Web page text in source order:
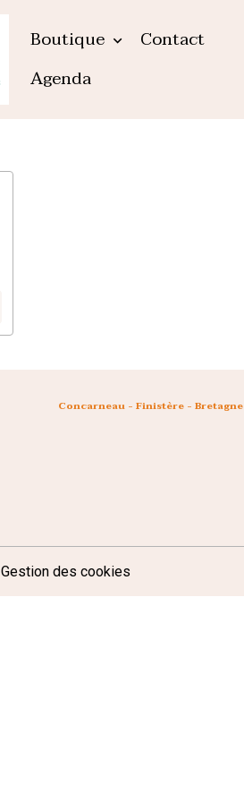
Boutique
Contact
Agenda
Concarneau - Finistère - Bretagne
Gestion des cookies